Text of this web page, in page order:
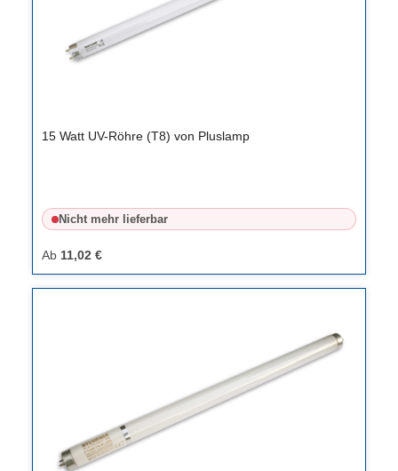
15 Watt UV-Röhre (T8) von Pluslamp
Nicht mehr lieferbar
Ab 11,02 €